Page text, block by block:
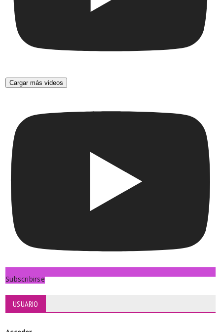
Cargar más videos
Subscribirse
USUARIO